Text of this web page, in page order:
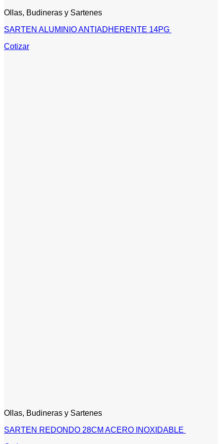
Ollas, Budineras y Sartenes
SARTEN ALUMINIO ANTIADHERENTE 14PG
Cotizar
Ollas, Budineras y Sartenes
SARTEN REDONDO 28CM ACERO INOXIDABLE